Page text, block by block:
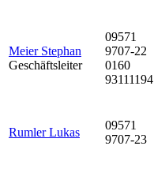
Meier Stephan
Geschäftsleiter
09571
9707-22
0160
93111194
Rumler Lukas
09571
9707-23